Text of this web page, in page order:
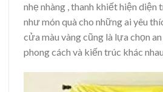
nhẹ nhàng , thanh khiết hiện
như món quà cho những ai yêu
cửa màu vàng cũng là lựa chọn
phong cách và kiến trúc khác